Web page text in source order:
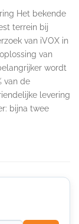
Het bekende
terrein bij
van iVOX in
van
wordt
van de
levering
bijna twee